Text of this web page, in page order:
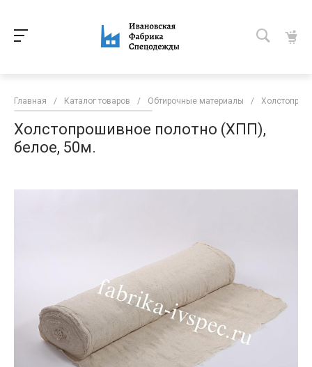
Главная / Каталог товаров / Обтирочные материалы /
Холстопрошивное полотно (ХПП),
белое, 50м.